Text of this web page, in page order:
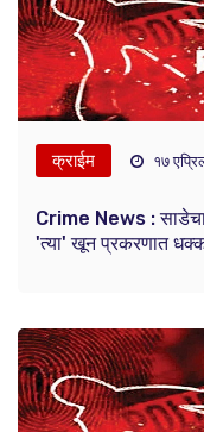
क्राईम १७
Crime News :
'त्या' खून प्रकरणात